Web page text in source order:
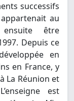
successifs
au
être
Depuis ce
en
en France, y
La Réunion et
est